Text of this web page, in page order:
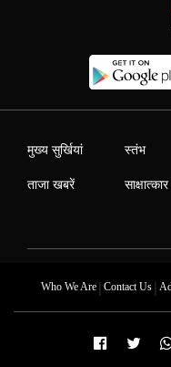
मुख्य सुर्खियां
ताजा खबरें
स्तंभ
साक्षात्कार
Who We Are| Contact Us|